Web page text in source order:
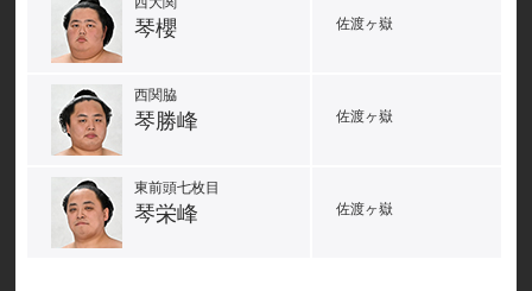
琴櫻 佐渡ヶ嶽
西関脇
琴勝峰 佐渡ヶ嶽
東前頭七枚目
琴栄峰 佐渡ヶ嶽